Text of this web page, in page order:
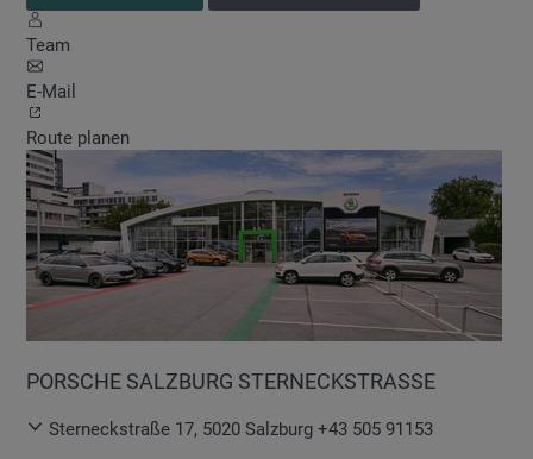
Team
E-Mail
Route planen
PORSCHE SALZBURG STERNECKSTRASSE
Sterneckstraße 17, 5020 Salzburg +43 505 91153